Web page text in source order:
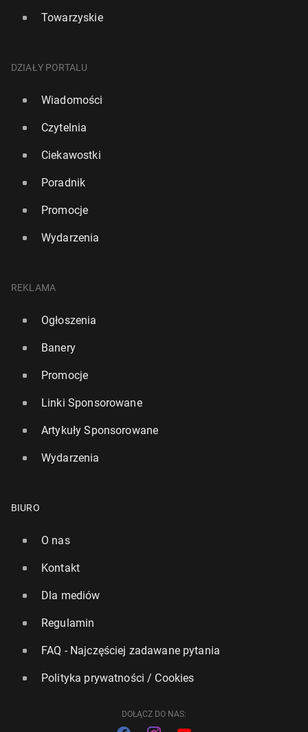
mi za sprze­daż "śmie­cio­we­go je­dze­nia"
17 lipca, 10:00
cie mięsa. Powodem rosnące ceny żyw­no­ści
13 lipca, 15:00
Towarzyskie
DZIAŁY PORTALU
Wiadomości
Czytelnia
Ciekawostki
Poradnik
Promocje
Wydarzenia
REKLAMA
Ogłoszenia
Banery
Promocje
Linki Sponsorowane
Artykuły Sponsorowane
Wydarzenia
BIURO
O nas
Kontakt
Dla mediów
Regulamin
FAQ - Najczęściej zadawane pytania
Polityka prywatności / Cookies
DOŁĄCZ DO NAS: